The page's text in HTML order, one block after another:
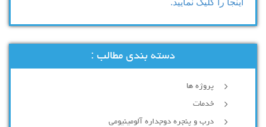
دسته بندی مطالب :
پروژه ها
خدمات
درب و پنجره دوجداره آلومینیومی